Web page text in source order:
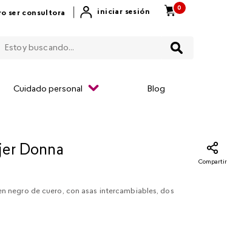
ser consultora iniciar sesión
0
Cuidado personal Blog
Donna
Compartir
negro de cuero, con asas intercambiables, dos